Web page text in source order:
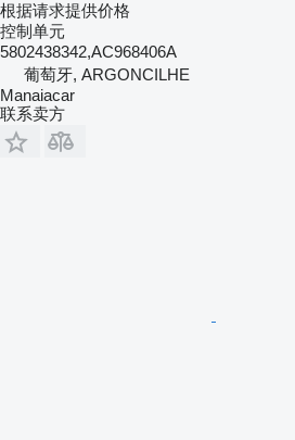
根据请求提供价格
控制单元
5802438342,AC968406A
葡萄牙, ARGONCILHE
Manaiacar
联系卖方